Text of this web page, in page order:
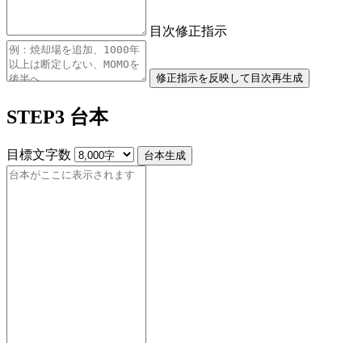
目次修正指示
修正指示を反映して目次再生成
STEP3 台本
目標文字数 台本生成